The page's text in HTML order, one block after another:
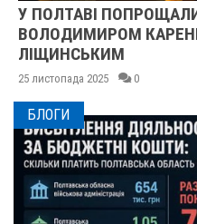
У ПОЛТАВІ
ВОЛОДИМИРОМ
ЛІЩИНСЬКИМ
25 листопада 2025 0
БЛОГИ